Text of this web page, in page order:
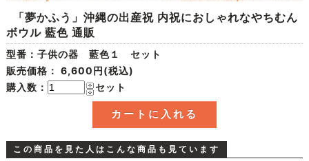
「夢かふう」沖縄の出産祝 内祝におしゃれなやちむん
ボウル 藍色 通販
型番：子供の器 藍色１ セット
販売価格： 6,600円(税込)
購入数：
セット
この商品を見た人はこんな商品も見ています